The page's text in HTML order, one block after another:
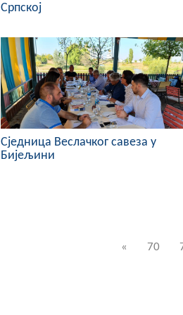
Српској
Сједница Веслачког савеза у
Бијељини
« 70